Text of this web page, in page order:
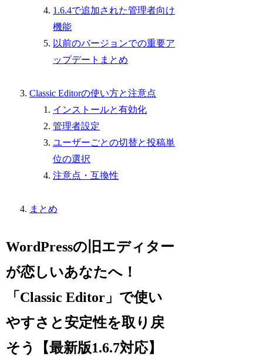
1.6.4で追加された管理者向け
機能
以前のバージョンでの重要ア
ップデートまとめ
Classic Editorの使い方と注意点
インストールと有効化
管理者設定
ユーザーごとの切替と投稿単
位の選択
注意点・互換性
まとめ
WordPressの旧エディター
が恋しいあなたへ！
「Classic Editor」で使い
やすさと安定性を取り戻
そう【最新版1.6.7対応】